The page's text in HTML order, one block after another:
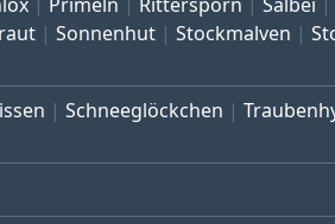
Sonnenhut Stockmalven
Schneeglöckchen